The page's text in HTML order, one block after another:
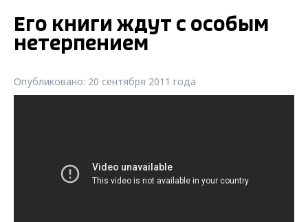
Его книги ждут с особым
нетерпением
Опубликовано: 20 сентября 2011 года